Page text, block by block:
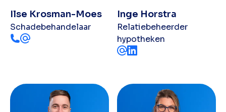
Ilse Krosman-Moes
Schadebehandelaar
Inge Horstra
Relatiebeheerder
hypotheken